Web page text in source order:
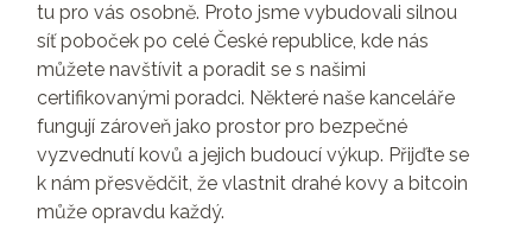
tu pro vás osobně. Proto jsme vybudovali silnou
síť poboček po celé České republice, kde nás
můžete navštívit a poradit se s našimi
certifikovanými poradci. Některé naše kanceláře
fungují zároveň jako prostor pro bezpečné
vyzvednutí kovů a jejich budoucí výkup. Přijďte se
k nám přesvědčit, že vlastnit drahé kovy a bitcoin
může opravdu každý.